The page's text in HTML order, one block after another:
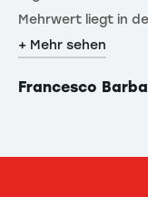
Mehrwert liegt in
+ Mehr sehen
Francesco